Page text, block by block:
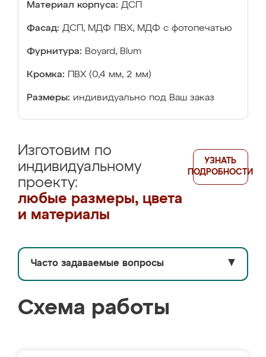
Материал корпуса: ДСП
Фасад: ДСП, МДФ ПВХ, МДФ с фотопечатью
Фурнитура: Boyard, Blum
Кромка: ПВХ (0,4 мм, 2 мм)
Размеры: индивидуально под Ваш заказ
Изготовим по
индивидуальному
проекту:
любые размеры, цвета
и материалы
УЗНАТЬ
ПОДРОБНОСТИ
Часто задаваемые вопросы ▼
Схема работы